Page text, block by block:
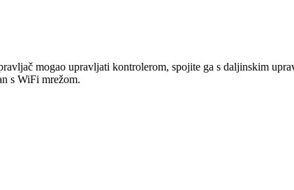
mogao upravljati kontrolerom, spojite ga s daljinskim
s WiFi mrežom.